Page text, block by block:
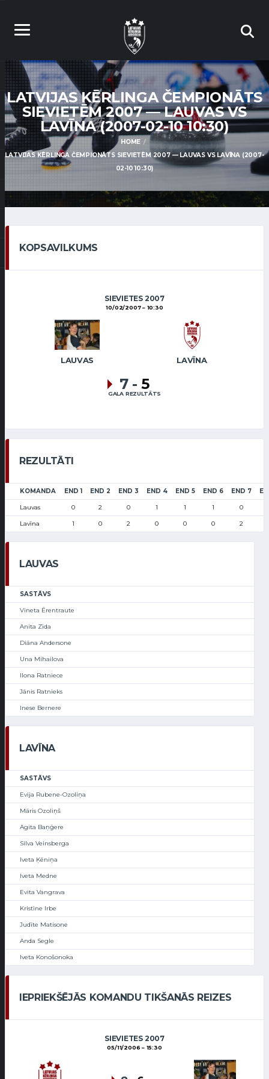
LATVIJAS KĒRLINGA ČEMPIONĀTS
SIEVIETĒM 2007 — LAUVAS VS
LAVĪNA (2007-02-10 10:30)
HOME
LATVIJAS KĒRLINGA ČEMPIONĀTS SIEVIETĒM 2007 — LAUVAS VS LAVĪNA (2007-
02-10 10:30)
KOPSAVILKUMS
SIEVIETES 2007
10/02/2007 10:30
LAUVAS LAVĪNA
7 - 5
GALA REZULTĀTS
REZULTĀTI
KOMANDA END 1 END 2 END 3 END 4 END 5 END 6 END 7
Lauvas 0 2 0 1 1 1 0
Lavīna 1 0 2 0 0 0 2
LAUVAS
SASTĀVS
Vineta Ērentraute
Anita Zīda
Diāna Andersone
Una Mihailova
Ilona Ratniece
Jānis Ratnieks
Inese Bernere
LAVĪNA
SASTĀVS
Evija Rubene-Ozoliņa
Māris Ozoliņš
Agita Baņģere
Silva Veinsberga
Iveta Ķēniņa
Iveta Medne
Evita Vangrava
Kristīne Irbe
Judīte Matisone
Anda Segle
Iveta Konošonoka
IEPRIEKŠĒJĀS KOMANDU TIKŠANĀS REIZES
SIEVIETES 2007
05/11/2006 15:30